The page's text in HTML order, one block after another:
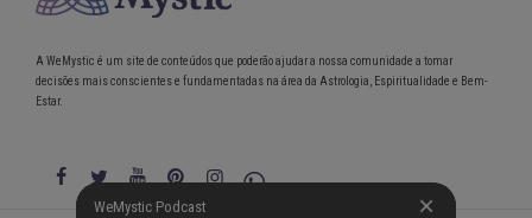
WeMystic Podcast
A WeMystic é um site de conteúdos que poderão ajudar a nossa comunidade a tomar
decisões mais conscientes e fundamentadas na área da Astrologia, Espiritualidade e Bem-
Estar.
WeMystic Podcast